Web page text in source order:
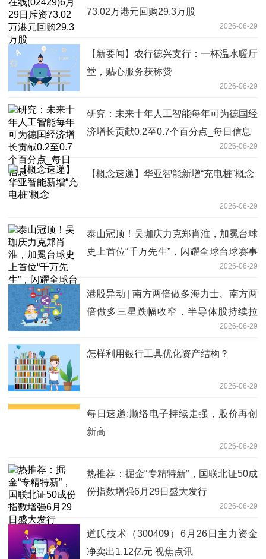
73.02万港元回购29.3万股
2026-06-29
【新要闻】农行德兴支行：一杯温水暖厅
堂，贴心服务获称赞
2026-06-29
研究：未来十年人工智能每年可为德国经
济增长贡献0.2至0.7个百分点_每日信息
2026-06-29
【概念速递】华亚智能新增“充电桩”概念
2026-06-29
泰山冠顶！吴珈庆力克郑肖淮，加冕台球
史上首位“千万先生”，闪耀全球台球赛事
2026-06-29
港股异动 | 南方两倍做多海力士、南方两
倍做多三星跌幅收窄，半导体股持续拉
2026-06-29
怎样利用银行工具优化资产结构？
2026-06-29
每日速递:顺络电子持续走强，股价再创
新高
2026-06-29
热推荐：掘金“专精特新”，国联北证50成
份指数增强6月29日盛大发行
2026-06-29
道氏技术（300409）6月26日主力资金
净卖出1.12亿元 视焦点讯